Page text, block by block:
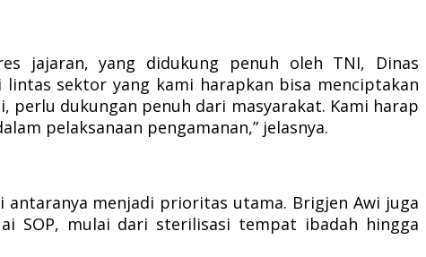
jajaran, yang didukung penuh oleh TNI, Dinas
lintas sektor yang kami harapkan bisa menciptakan
perlu dukungan penuh dari masyarakat. Kami harap
pelaksanaan pengamanan,” jelasnya.
antaranya menjadi prioritas utama. Brigjen Awi juga
SOP, mulai dari sterilisasi tempat ibadah hingga